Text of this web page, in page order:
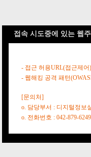
접속 시도중에 있는 웹
- 접근 허용URL(접근제
- 웹해킹 공격 패턴
[문의처]
o. 담당부서 : 디지털정보
o. 전화번호 : 042-879-6249